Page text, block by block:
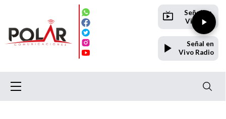
Señal en
Vivo TV
Señal en
Vivo Radio